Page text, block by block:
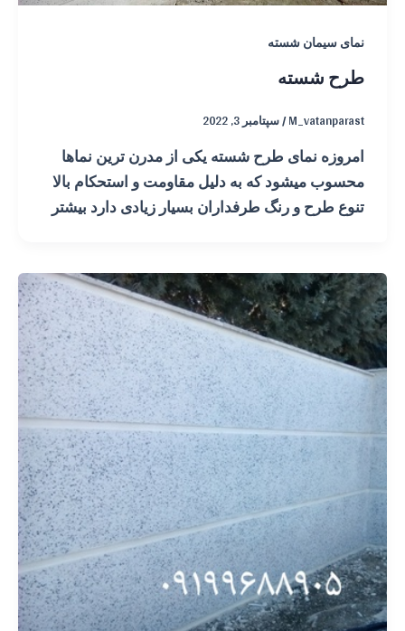
نمای سیمان شسته
طرح شسته
M_vatanparast
/سپتامبر 3, 2022
امروزه نمای طرح شسته یکی از مدرن ترین نماها
محسوب میشود که به دلیل مقاومت و استحکام بالا
تنوع طرح و رنگ طرفداران بسیار زیادی دارد بیشتر